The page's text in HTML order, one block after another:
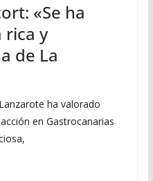
«Se ha
rica y
de La
ha valorado
en Gastrocanarias